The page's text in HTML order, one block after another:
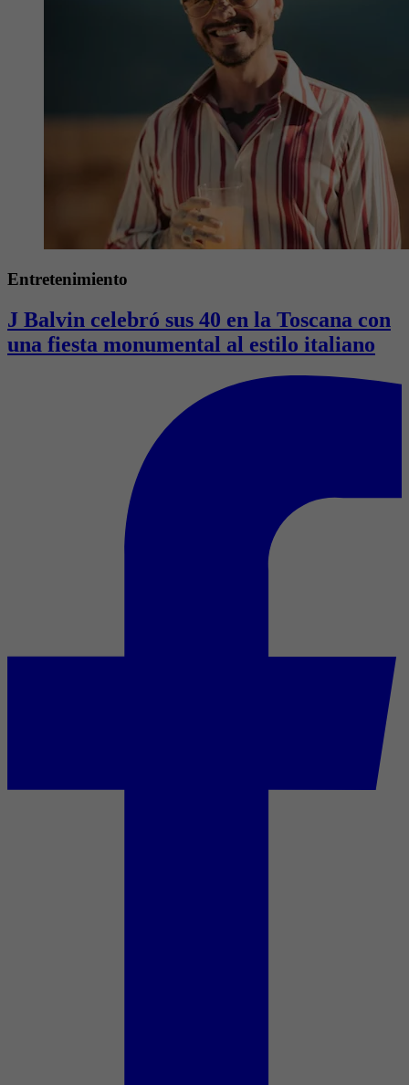
Entretenimiento
J Balvin celebró sus 40 en la Toscana con
una fiesta monumental al estilo italiano